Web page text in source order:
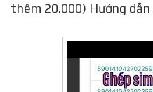
thêm 20.000) Hướng